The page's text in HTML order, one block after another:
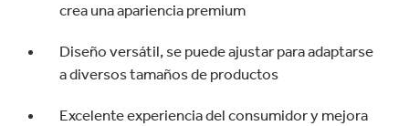
crea una apariencia premium
Diseño versátil, se puede ajustar para adaptarse
a diversos tamaños de productos
Excelente experiencia del consumidor y mejora